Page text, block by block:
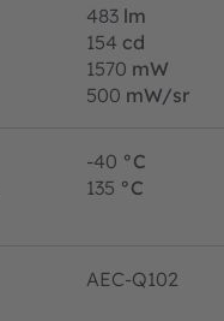
483 lm
154 cd
1570 mW
500 mW/sr
-40 °C
135 °C
AEC-Q102